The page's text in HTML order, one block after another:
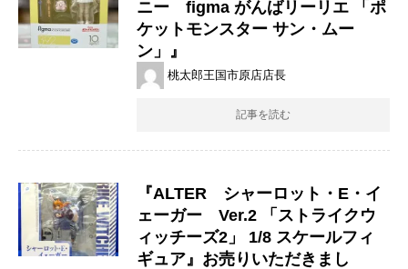
ニー figma ​がんばリーリエ ​「ポ
ケットモンスター ​サン・ムー
ン」』
桃太郎王国市原店店長
記事を読む
『ALTER シャーロット・E・イ
ェーガー Ver.2 「ストライクウ
ィッチーズ2」 1/8 スケールフィ
ギュア』お売りいただきまし